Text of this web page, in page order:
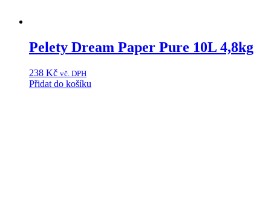
Pelety Dream Paper Pure 10L 4,8kg
238 Kč vč. DPH
Přidat do košíku